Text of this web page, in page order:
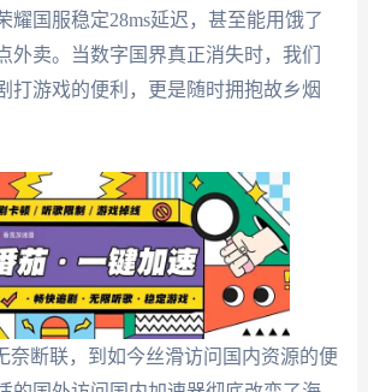
耀国服稳定28ms延迟，甚至能用饿了
外卖。当数字国界真正消失时，我们
打游戏的便利，更是随时拥抱故乡烟
奈断联，到如今丝滑访问国内资源的便